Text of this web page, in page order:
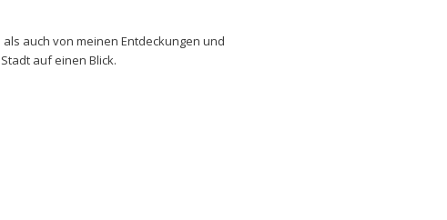
auch von meinen Entdeckungen und
auf einen Blick.